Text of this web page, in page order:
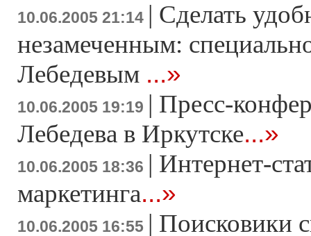
10.06.2005 21:14 | Сделать
незамеченным:
Лебедевым ...»
10.06.2005 19:19 | Пресс-
Лебедева в Иркутске...»
10.06.2005 18:36 | Интернет-
маркетинга...»
10.06.2005 16:55 | Поисковики